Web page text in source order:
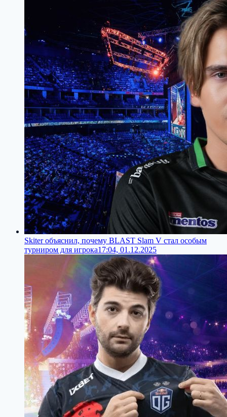
Skiter объяснил, почему BLAST Slam V стал особым
турниром для игрока17:04, 01.12.2025